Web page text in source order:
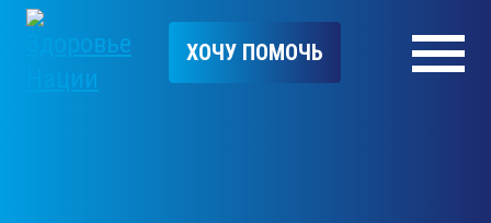
ХОЧУ ПОМОЧЬ